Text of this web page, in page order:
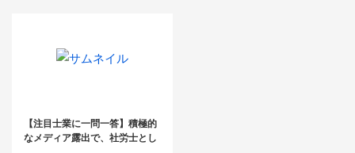
【注目士業に一問一答】積極的
なメディア露出で、社労士とし